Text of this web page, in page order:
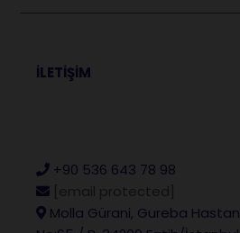
İLETİŞİM
+90 536 643 78 98
Molla Gürani, Gureba